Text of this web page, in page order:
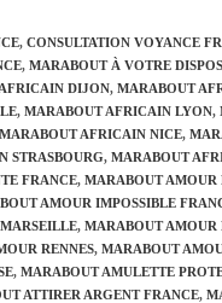
, CONSULTATION VOYANCE
, MARABOUT À VOTRE
DIJON, MARABOUT
, MARABOUT AFRICAIN LYON,
MARABOUT AFRICAIN NICE,
STRASBOURG, MARABOUT
FRANCE, MARABOUT AMOUR
AMOUR IMPOSSIBLE
, MARABOUT AMOUR
RENNES, MARABOUT
, MARABOUT AMULETTE
ATTIRER ARGENT FRANCE,